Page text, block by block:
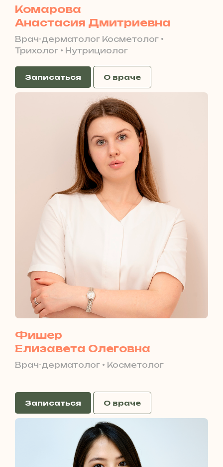
Комарова
Анастасия Дмитриевна
Врач-дерматолог Косметолог •
Трихолог • Нутрициолог
Записаться О враче
Фишер
Елизавета Олеговна
Врач-дерматолог • Косметолог
Записаться О враче